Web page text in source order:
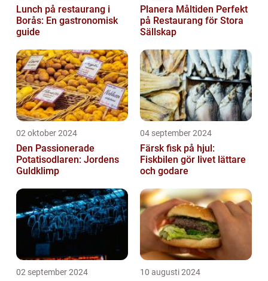
Lunch på restaurang i
Borås: En gastronomisk
guide
Planera Måltiden Perfekt
på Restaurang för Stora
Sällskap
02 oktober 2024
Den Passionerade
Potatisodlaren: Jordens
Guldklimp
04 september 2024
Färsk fisk på hjul:
Fiskbilen gör livet lättare
och godare
02 september 2024 10 augusti 2024